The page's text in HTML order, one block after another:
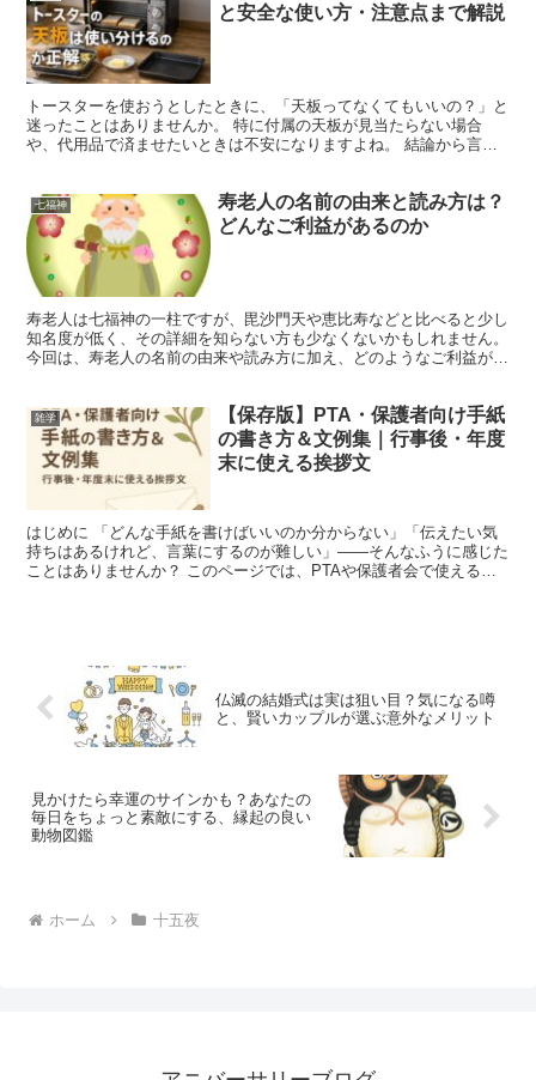
と安全な使い方・注意点まで解説
トースターを使おうとしたときに、「天板ってなくてもいいの？」と
迷ったことはありませんか。 特に付属の天板が見当たらない場合
や、代用品で済ませたいときは不安になりますよね。 結論から言う
七福神
寿老人の名前の由来と読み方は？
どんなご利益があるのか
寿老人は七福神の一柱ですが、毘沙門天や恵比寿などと比べると少し
知名度が低く、その詳細を知らない方も少なくないかもしれません。
今回は、寿老人の名前の由来や読み方に加え、どのようなご利益が期
雑学
【保存版】PTA・保護者向け手紙
の書き方＆文例集｜行事後・年度
末に使える挨拶文
はじめに 「どんな手紙を書けばいいのか分からない」「伝えたい気
持ちはあるけれど、言葉にするのが難しい」——そんなふうに感じた
ことはありませんか？ このページでは、PTAや保護者会で使えるお
仏滅の結婚式は実は狙い目？気になる噂
と、賢いカップルが選ぶ意外なメリット
見かけたら幸運のサインかも？あなたの
毎日をちょっと素敵にする、縁起の良い
動物図鑑
ホーム 十五夜